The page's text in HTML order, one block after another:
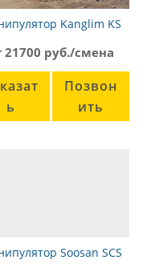
Kanglim KS
21700 руб./смена
ь
Позвон
ить
Soosan SCS